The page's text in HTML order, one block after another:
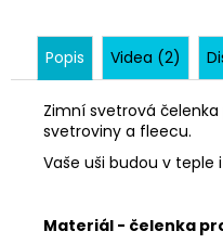
Popis Videa (2)
Zimní svetrová
svetroviny a fleecu.
Vaše uši budou v
Materiál - čelenka